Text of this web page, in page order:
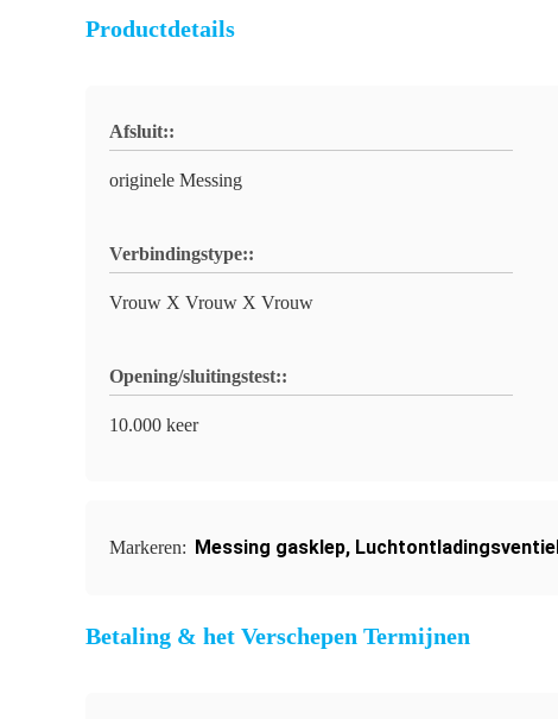
Productdetails
Afsluit::
originele Messing
Verbindingstype::
Vrouw X Vrouw X Vrouw
Opening/sluitingstest::
10.000 keer
Markeren: Messing gasklep,
Betaling & het Verschepen Termijnen